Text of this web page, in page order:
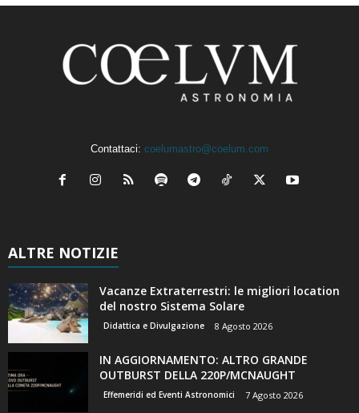
Contattaci: coelumastro@coelum.com
ALTRE NOTIZIE
Vacanze Extraterrestri: le migliori location
del nostro Sistema Solare
Didattica e Divulgazione 8 Agosto 2026
IN AGGIORNAMENTO: ALTRO GRANDE
OUTBURST DELLA 220P/MCNAUGHT
Effemeridi ed Eventi Astronomici 7 Agosto 2026